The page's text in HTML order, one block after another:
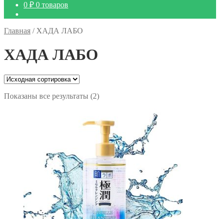
0 ₽ 0 товаров
Главная / ХАДА ЛАБО
ХАДА ЛАБО
Показаны все результаты (2)